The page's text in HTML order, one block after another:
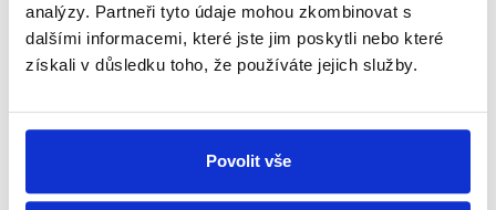
analýzy. Partneři tyto údaje mohou zkombinovat s
dalšími informacemi, které jste jim poskytli nebo které
získali v důsledku toho, že používáte jejich služby.
Povolit vše
PRAVDA
Skutečně existuje vztah mezi tzv. zaručenou mzdou
a mzdou minimální. Nejnižší možná úroveň
zaručené mzdy musí být alespoň stejně vysoká jako
minimální mzda. Nejvyšší možná úroveň zaručené
mzdy je minimálně dvojnásobná než nejnižší možná
úroveň zaručené mzdy.